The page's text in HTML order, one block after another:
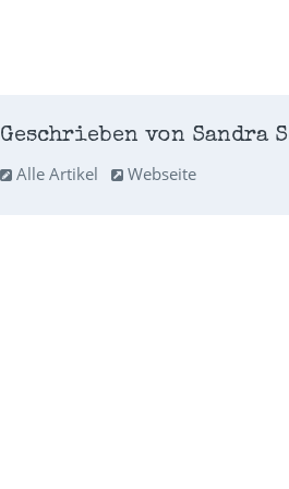
Geschrieben von Sandra
Alle Artikel
Webseite